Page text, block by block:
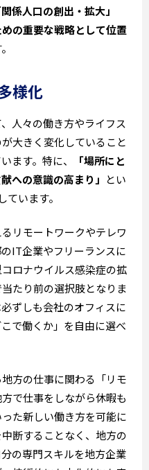
係人口の創出・拡大」
の重要な戦略として位置
様化
人々の働き方やライフス
大きく変化していること
ます。特に、
「場所にと
への意識の高まり」 とい
います。
リモートワークやテレワ
IT企業やフリーランスに
ロナウイルス感染症の拡
たり前の選択肢となりま
ずしも会社のオフィスに
で働くか」を自由に選べ
方の仕事に関わる「リモ
で仕事をしながら休暇も
た新しい働き方を可能に
断することなく、地方の
の専門スキルを地方企業